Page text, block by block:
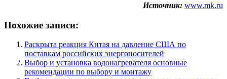
Источник: www.mk.ru
Похожие записи:
Раскрыта реакция Китая на давление США по
поставкам российских энергоносителей
Выбор и установка водонагревателя основные
рекомендации по выбору и монтажу